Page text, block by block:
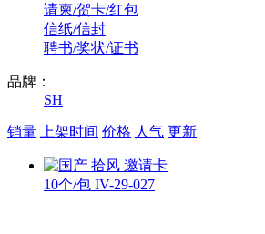
请柬/贺卡/红包
信纸/信封
聘书/奖状/证书
品牌：
SH
销量 上架时间 价格 人气 更新